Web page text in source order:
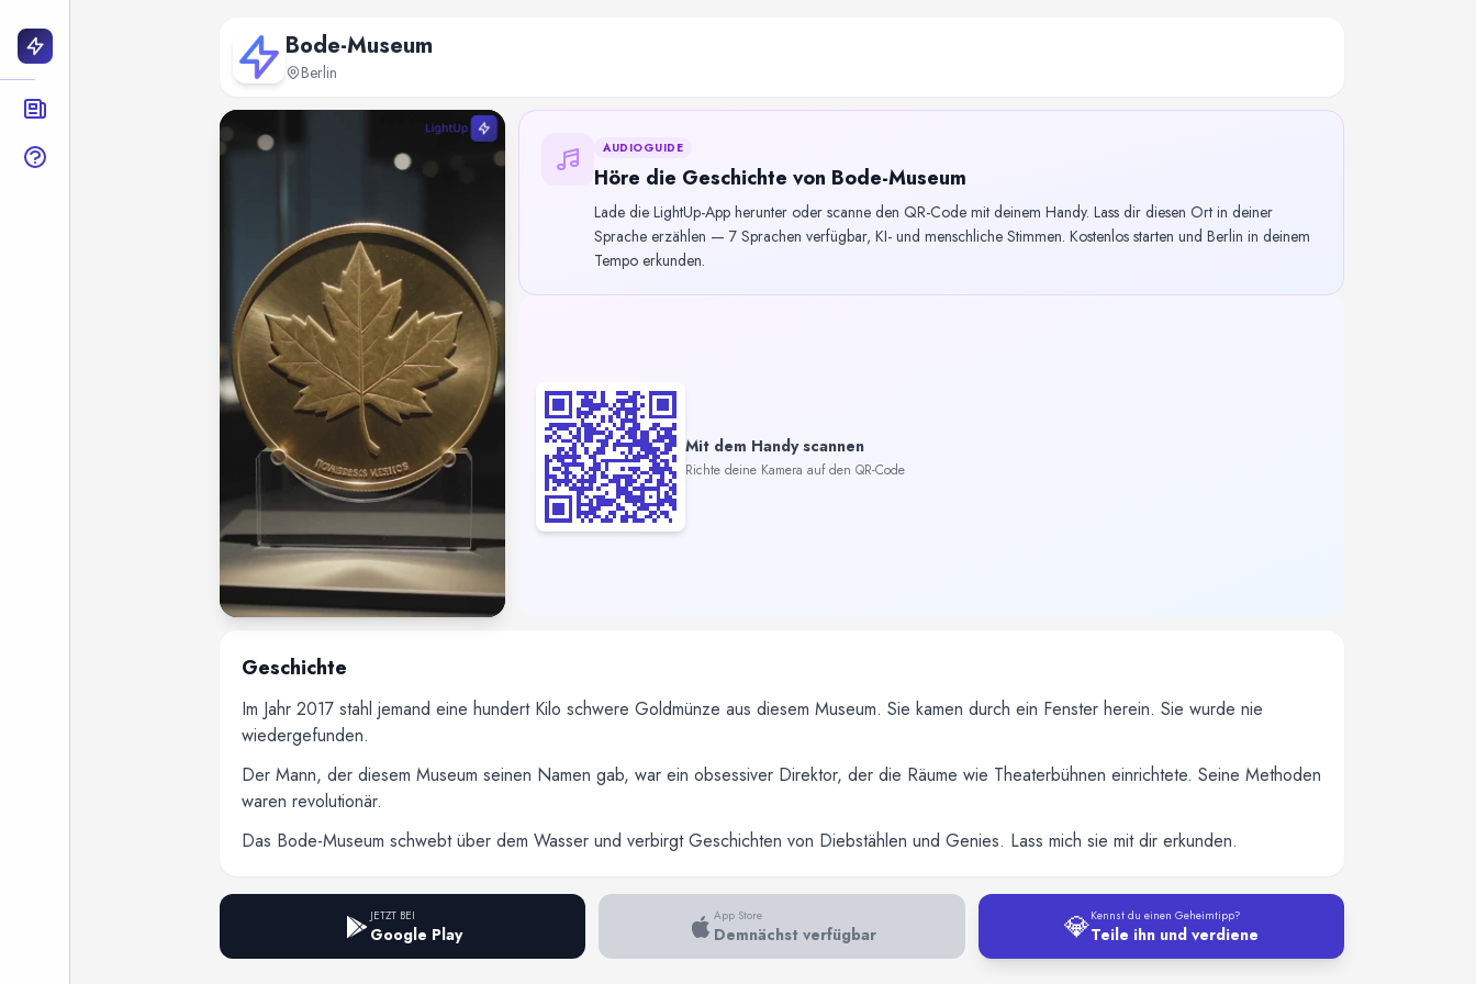
Bode-Museum
Berlin
AUDIOGUIDE
Höre die Geschichte von Bode-Museum
Lade die LightUp-App herunter oder scanne den QR-Code mit deinem Handy. Lass dir diesen Ort in deiner
Sprache erzählen — 7 Sprachen verfügbar, KI- und menschliche Stimmen. Kostenlos starten und Berlin in deinem
Tempo erkunden.
Mit dem Handy scannen
Richte deine Kamera auf den QR-Code
Geschichte
Im Jahr 2017 stahl jemand eine hundert Kilo schwere Goldmünze aus diesem Museum. Sie kamen durch ein Fenster herein. Sie wurde nie
wiedergefunden.
Der Mann, der diesem Museum seinen Namen gab, war ein obsessiver Direktor, der die Räume wie Theaterbühnen einrichtete. Seine Methoden
waren revolutionär.
Das Bode-Museum schwebt über dem Wasser und verbirgt Geschichten von Diebstählen und Genies. Lass mich sie mit dir erkunden.
JETZT BEI
Google Play
App Store
Demnächst verfügbar 💎Kennst du einen Geheimtipp?
Teile ihn und verdiene